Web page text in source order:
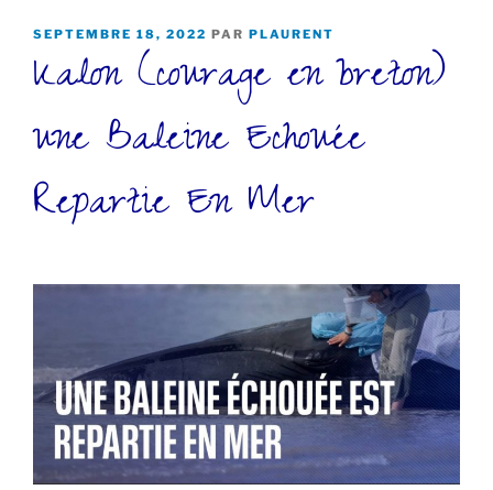
PUBLIÉ
SEPTEMBRE 18, 2022 PAR PLAURENT
Kalon (courage en breton)
une Baleine Echouée
Repartie En Mer